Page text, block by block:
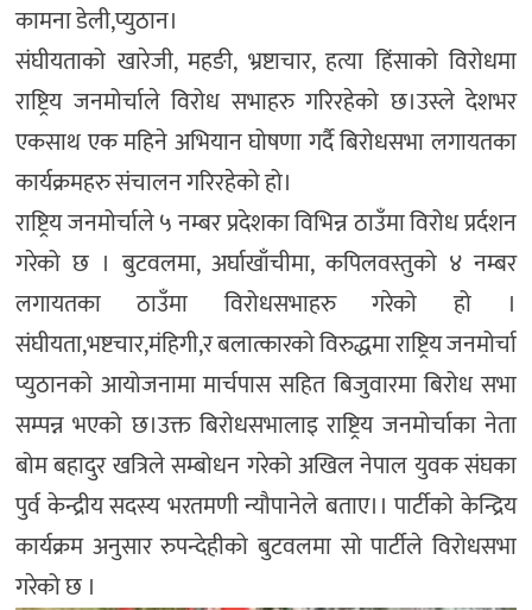
कामना डेली,प्युठान।
संघीयताको खारेजी, महङी, भ्रष्टाचार, हत्या हिंसाको विरोधमा
राष्ट्रिय जनमोर्चाले विरोध सभाहरु गरिरहेको छ।उस्ले देशभर
एकसाथ एक महिने अभियान घोषणा गर्दै बिरोधसभा लगायतका
कार्यक्रमहरु संचालन गरिरहेको हो।
राष्ट्रिय जनमोर्चाले ५ नम्बर प्रदेशका विभिन्न ठाउँमा विरोध प्रर्दशन
गरेको छ । बुटवलमा, अर्घाखाँचीमा, कपिलवस्तुको ४ नम्बर
लगायतका ठाउँमा विरोधसभाहरु गरेको हो ।
संघीयता,भष्टचार,मंहिगी,र बलात्कारको विरुद्धमा राष्ट्रिय जनमोर्चा
प्युठानको आयोजनामा मार्चपास सहित बिजुवारमा बिरोध सभा
सम्पन्न भएको छ।उक्त बिरोधसभालाइ राष्ट्रिय जनमोर्चाका नेता
बोम बहादुर खत्रिले सम्बोधन गरेको अखिल नेपाल युवक संघका
पुर्व केन्द्रीय सदस्य भरतमणी न्यौपानेले बताए।। पार्टीको केन्द्रिय
कार्यक्रम अनुसार रुपन्देहीको बुटवलमा सो पार्टीले विरोधसभा
गरेको छ ।